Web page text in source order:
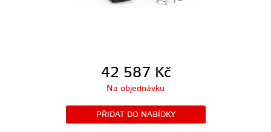
42 587 Kč
Na objednávku
PŘIDAT DO NABÍDKY